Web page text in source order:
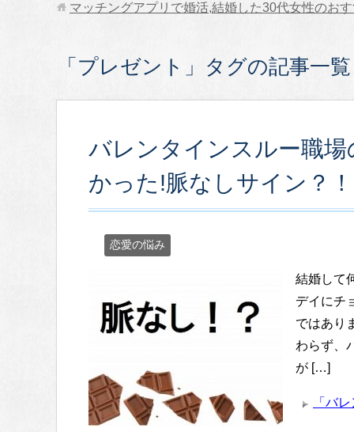
マッチングアプリで婚活,結婚した30代女性のおす
「プレゼント」タグの記事一覧
バレンタインスルー職
かった!脈なしサイン？！
恋愛の悩み
結婚して
デイにチ
ではあり
わらず、
が […]
「バ